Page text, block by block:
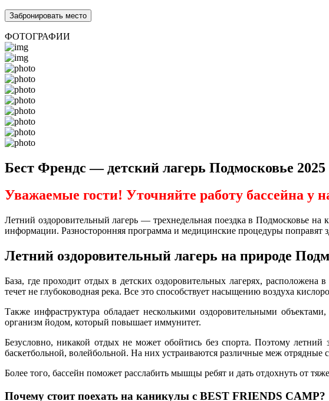
ФОТОГРАФИИ
Бест Френдс — детский лагерь Подмосковье
Уважаемые гости! Уточняйте работу бассейна у
Летний оздоровительный лагерь — трехнедельная поездка в Подмосковье
информации. Разносторонняя программа и медицинские процедуры поправят
Летний оздоровительный лагерь на природе
База, где проходит отдых в детских оздоровительных лагерях,
течет не глубоководная река. Все это способствует насыщению воздуха
Также инфраструктура обладает несколькими оздоровительными
организм йодом, который повышает иммунитет.
Безусловно, никакой отдых не может обойтись без спорта. Поэтому
баскетбольной, волейбольной. На них устраиваются различные меж отрядные
Более того, бассейн поможет расслабить мышцы ребят и дать отдохнуть от
Почему стоит поехать на каникулы с BEST FRIENDS CAMP?